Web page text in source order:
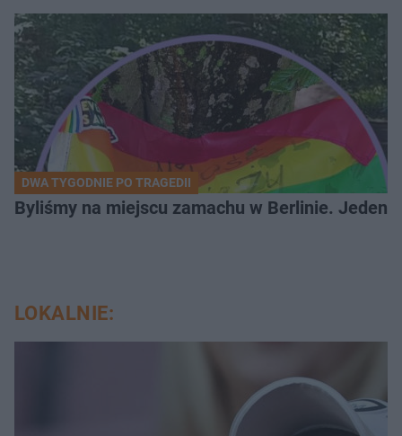
DWA TYGODNIE PO TRAGEDII
Byliśmy na miejscu zamachu w Berlinie. Jeden
LOKALNIE: